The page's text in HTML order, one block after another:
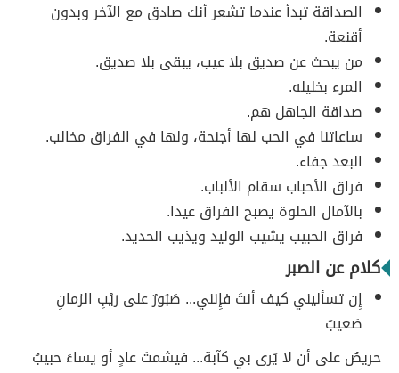
الصداقة تبدأ عندما تشعر أنك صادق مع الآخر وبدون
أقنعة.
من يبحث عن صديق بلا عيب، يبقى بلا صديق.
المرء بخليله.
صداقة الجاهل هم.
ساعاتنا في الحب لها أجنحة، ولها في الفراق مخالب.
البعد جفاء.
فراق الأحباب سقام الألباب.
بالآمال الحلوة يصبح الفراق عيدا.
فراق الحبيب يشيب الوليد ويذيب الحديد.
كلام عن الصبر
إِن تسأليني كيف أنتَ فإِنني... صَبُورٌ على رَيْبِ الزمانِ
صَعيبُ
حريصٌ على أن لا يُرى بي كآبة... فيشمتَ عادٍ أو يساءَ حبيبُ